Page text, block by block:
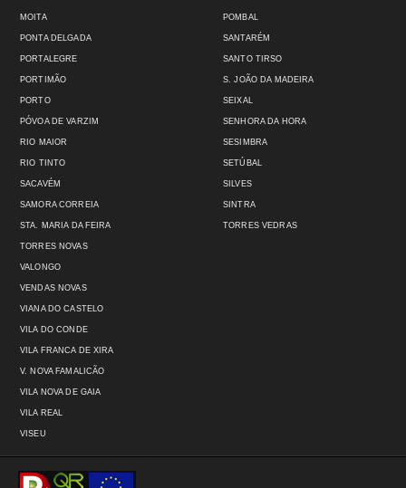
MOITA POMBAL
PONTA DELGADA
PORTALEGRE
PORTIMÃO
PORTO
PÓVOA DE VARZIM
RIO MAIOR
RIO TINTO
SACAVÉM
SAMORA CORREIA
STA. MARIA DA FEIRA
SANTARÉM
SANTO TIRSO
S. JOÃO DA MADEIRA
SEIXAL
SENHORA DA HORA
SESIMBRA
SETÚBAL
SILVES
SINTRA
TORRES VEDRAS
TORRES NOVAS
VALONGO
VENDAS NOVAS
VIANA DO CASTELO
VILA DO CONDE
VILA FRANCA DE XIRA
V. NOVA FAMALICÃO
VILA NOVA DE GAIA
VILA REAL
VISEU